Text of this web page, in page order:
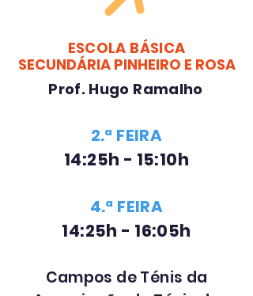
ESCOLA BÁSICA
SECUNDÁRIA PINHEIRO E ROSA
Prof. Hugo Ramalho
2.ª FEIRA
14:25h - 15:10h
4.ª FEIRA
14:25h - 16:05h
Campos de Ténis da